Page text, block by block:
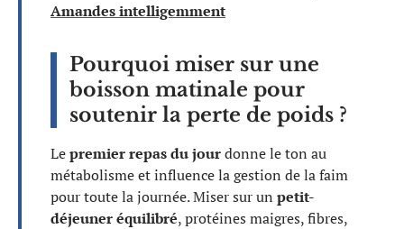
Amandes intelligemment
Pourquoi miser sur une
boisson matinale pour
soutenir la perte de poids ?
Lepremier repas du jourdonne le ton au
métabolisme et influence la gestion de la faim
pour toute la journée. Miser sur un petit-
déjeuner équilibré, protéines maigres, fibres,